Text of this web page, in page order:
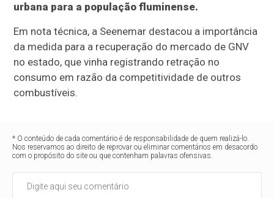
urbana para a população fluminense.
Em nota técnica, a Seenemar destacou a importância
da medida para a recuperação do mercado de GNV
no estado, que vinha registrando retração no
consumo em razão da competitividade de outros
combustíveis.
* O conteúdo de cada comentário é de responsabilidade de quem realizá-lo.
Nos reservamos ao direito de reprovar ou eliminar comentários em desacordo
com o propósito do site ou que contenham palavras ofensivas.